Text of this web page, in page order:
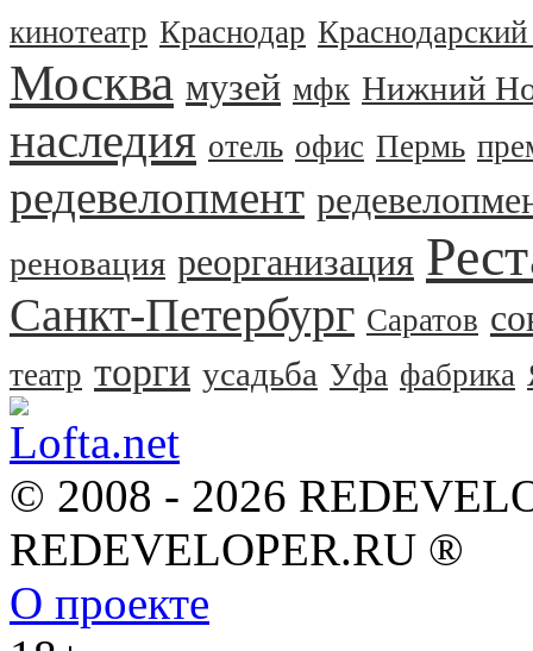
кинотеатр Краснодар
Москва музей мфк Нижний
наследия отель офис Пермь
редевелопмент
реновация реорганизация
Санкт-Петербург Саратов
театр торги усадьба Уфа фабрика
© 2008 - 2026
REDEVELOPER.RU ®
О проекте